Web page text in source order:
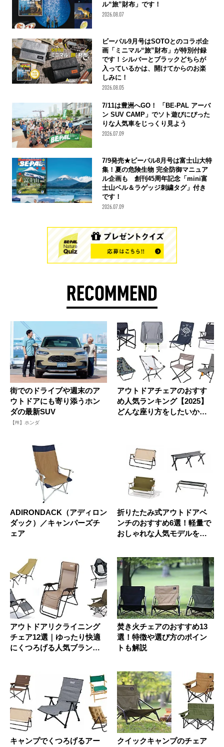
ル“旅”財布」です！
2026.08.07
ビーパル9月号はSOTOとのコラボ企
画「ミニマル“旅”財布」が特別付録
です！シルバーとブラックどちらが
入っているかは、開けてからのお楽
しみに！
2026.08.05
7/11は豊洲へGO！ 「BE-PAL アーバ
ン SUV CAMP」でソト遊びにぴった
りな人気車をじっくり見よう
2026.07.09
7/9発売★ビーパル8月号は富士山大特
集！夏の危険生物 完全防御マニュア
ル企画も 創刊45周年記念「mini富
士山ベル＆ラゲッジ刺繍タグ」付き
です！
2026.07.09
RECOMMEND
街でのドライブや週末のア
ウトドアにも寄り添うホン
ダの最新SUV
【PR】ホンダ
アウトドアチェアのおすす
め人気ランキング【2025】
どんな座り方をしたいかで
ADIRONDACK（アディロン
ダック）／キャンパーズチ
ェア
折りたたみ式アウトドアベ
ンチのおすすめ6選！軽量で
おしゃれな人気モデルを紹
アウトドアリクライニング
チェア12選｜ゆったり快適
にくつろげる人気ブランド
焚き火チェアのおすすめ13
選！特徴や選び方のポイン
トも解説
キャンプでくつろげるアー クイックキャンプのチェア